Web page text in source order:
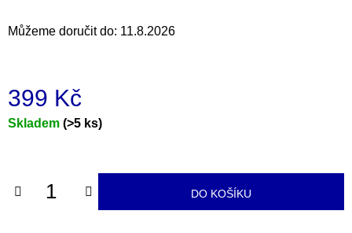
Můžeme doručit do: 11.8.2026
399 Kč
Měrná
Skladem (>5 ks)
DO KOŠÍKU
D
u